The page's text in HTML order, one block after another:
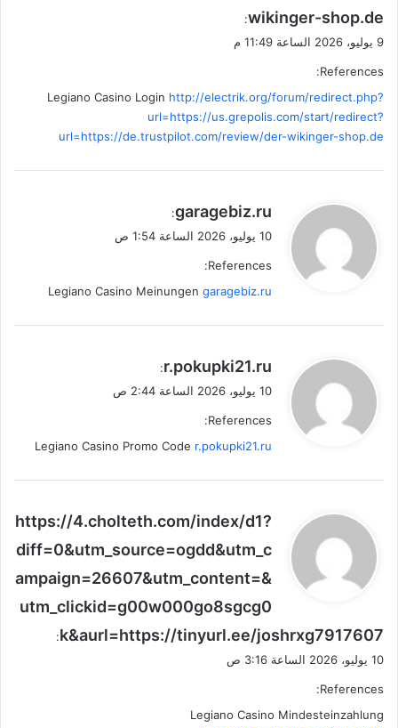
wikinger-shop.de
:
9 يوليو، 2026 الساعة 11:49 م
References:
Legiano Casino Login http://electrik.org/forum/redirect.php?
url=https://us.grepolis.com/start/redirect?
url=https://de.trustpilot.com/review/der-wikinger-shop.de
ي
ل
garagebiz.ru
:
10 يوليو، 2026 الساعة 1:54 ص
References:
Legiano Casino Meinungen garagebiz.ru
ي
ل
r.pokupki21.ru
:
10 يوليو، 2026 الساعة 2:44 ص
References:
Legiano Casino Promo Code r.pokupki21.ru
ي
و
ل
https://4.cholteth.com/index/d1?
diff=0&utm_source=ogdd&utm_c
ampaign=26607&utm_content=&
utm_clickid=g00w000go8sgcg0
k&aurl=https://tinyurl.ee/joshrxg7917607
:
10 يوليو، 2026 الساعة 3:16 ص
References:
Legiano Casino Mindesteinzahlung